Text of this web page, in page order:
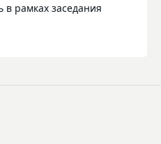
в рамках заседания